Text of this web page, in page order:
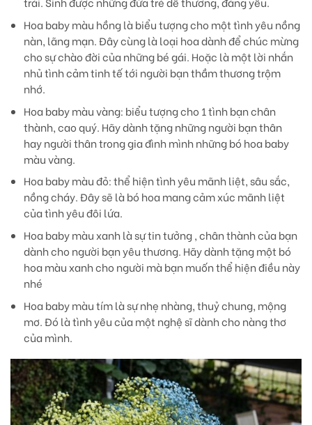
Hoa baby màu hồnglà biểu tượng cho một tình yêu nồng
nàn, lãng mạn. Đây cùng là loại hoa dành để chúc mừng
cho sự chào đời của những bé gái. Hoặc là một lời nhắn
nhủ tình cảm tinh tế tới người bạn thầm thương trộm
nhớ.
Hoa baby màu vàng: biểu tượng cho 1 tình bạn chân
thành, cao quý. Hãy dành tặng những người bạn thân
hay người thân trong gia đình mình những bó hoa baby
màu vàng.
Hoa baby màu đỏ:thể hiện tình yêu mãnh liệt, sâu sắc,
nồng cháy. Đây sẽ là bó hoa mang cảm xúc mãnh liệt
của tình yêu đôi lứa.
Hoa baby màu xanhlà sự tin tưởng , chân thành của bạn
dành cho người bạn yêu thương. Hãy dành tặng một bó
hoa màu xanh cho người mà bạn muốn thể hiện điều này
nhé
Hoa baby màu tímlà sự nhẹ nhàng, thuỷ chung, mộng
mơ. Đó là tình yêu của một nghệ sĩ dành cho nàng thơ
của mình.